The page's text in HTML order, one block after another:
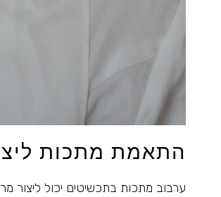
התאמת מתכות
ערבוב מתכות בתכשיטים יכול ליצור